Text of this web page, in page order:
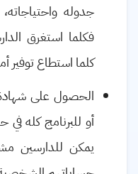
جدوله
فكلما استغرق
كلما استطاع توفير
الحصول على
أو للبرنامج كله في
يمكن للدارسين